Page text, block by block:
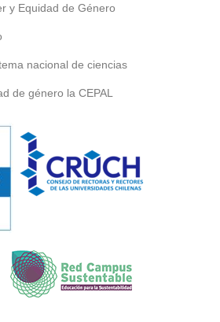
y Equidad de Género
nacional de ciencias
de género la CEPAL